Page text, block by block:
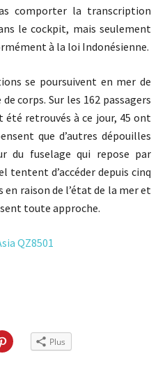
comporter la transcription
le cockpit, mais seulement
à la loi Indonésienne.
se poursuivent en mer de
corps. Sur les 162 passagers
été retrouvés à ce jour, 45 ont
que d’autres dépouilles
du fuselage qui repose par
tentent d’accéder depuis cinq
en raison de l’état de la mer et
toute approche.
QZ8501
Cliquez
pour Plus